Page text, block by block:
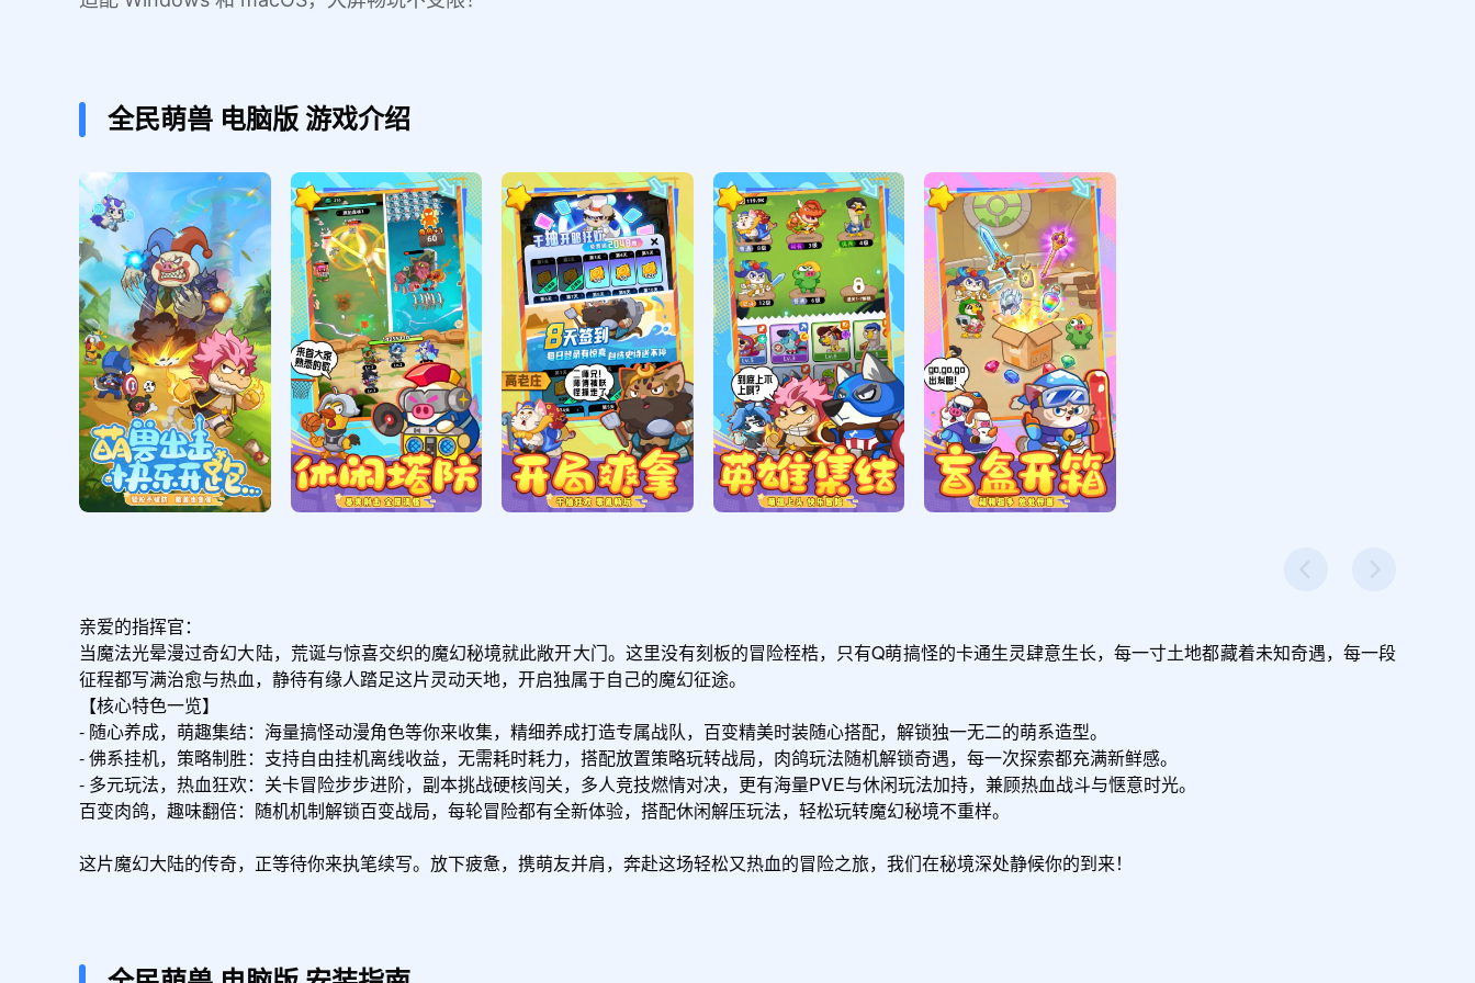
全民萌兽 电脑版 游戏介绍
亲爱的指挥官：
当魔法光晕漫过奇幻大陆，荒诞与惊喜交织的魔幻秘境就此敞开大门。这里没有刻板的冒险桎梏，只有Q萌搞怪的卡通生灵肆意生长，每一寸土地都藏着未知奇遇，每一段
征程都写满治愈与热血，静待有缘人踏足这片灵动天地，开启独属于自己的魔幻征途。
【核心特色一览】
- 随心养成，萌趣集结：海量搞怪动漫角色等你来收集，精细养成打造专属战队，百变精美时装随心搭配，解锁独一无二的萌系造型。
- 佛系挂机，策略制胜：支持自由挂机离线收益，无需耗时耗力，搭配放置策略玩转战局，肉鸽玩法随机解锁奇遇，每一次探索都充满新鲜感。
- 多元玩法，热血狂欢：关卡冒险步步进阶，副本挑战硬核闯关，多人竞技燃情对决，更有海量PVE与休闲玩法加持，兼顾热血战斗与惬意时光。
百变肉鸽，趣味翻倍：随机机制解锁百变战局，每轮冒险都有全新体验，搭配休闲解压玩法，轻松玩转魔幻秘境不重样。
这片魔幻大陆的传奇，正等待你来执笔续写。放下疲惫，携萌友并肩，奔赴这场轻松又热血的冒险之旅，我们在秘境深处静候你的到来！